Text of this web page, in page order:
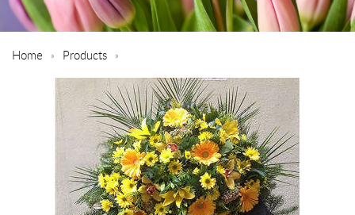
Home Products